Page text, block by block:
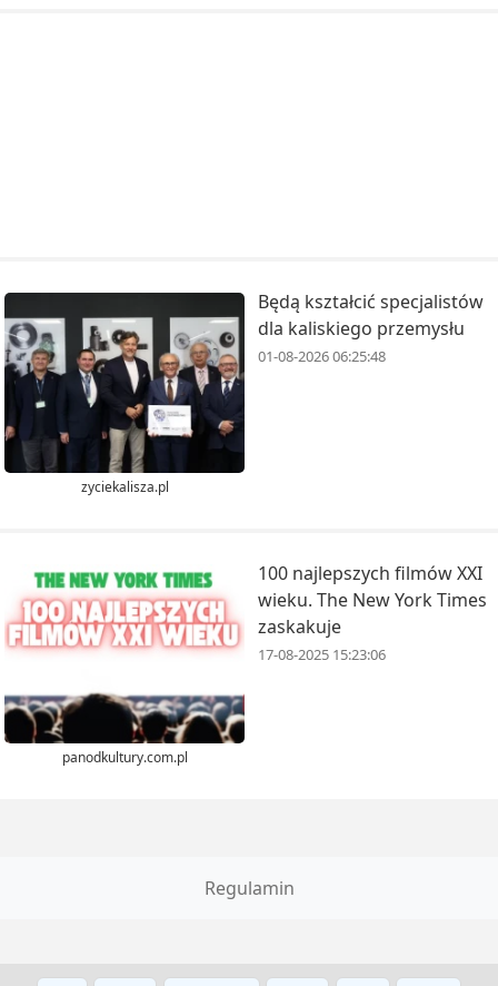
zyciekalisza.pl
Będą kształcić specjalistów
dla kaliskiego przemysłu
01-08-2026 06:25:48
panodkultury.com.pl
100 najlepszych filmów XXI
wieku. The New York Times
zaskakuje
17-08-2025 15:23:06
Regulamin